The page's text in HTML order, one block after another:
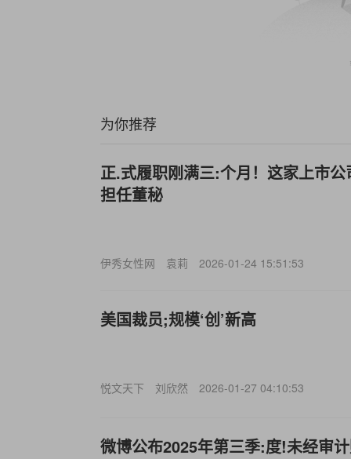
为你推荐
正.式履职刚满三:个月！这家上市
担任董秘
伊秀女性网 袁莉 2026-01-24 15:51:53
美国裁员;规模‘创’新高
悦文天下 刘欣然 2026-01-27 04:10:53
微博公布2025年第三季:度!未经审